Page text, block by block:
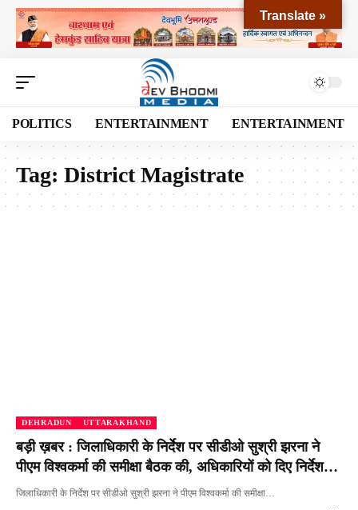
POLITICS ENTERTAINMENT ENTERTAINMENT
Tag: District Magistrate
DEHRADUN UTTARAKHAND
बड़ी ख़बर : जिलाधिकारी के निर्देश पर सीडीओ सुश्री झरना ने
पीएम विश्वकर्मा की समीक्षा बैठक की, अधिकारियों को दिए निर्देश…
जिलाधिकारी के निर्देश पर सीडीओ सुश्री झरना ने पीएम विश्वकर्मा की समीक्षा…
Translate »